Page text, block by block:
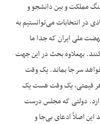
مملکت و بین دانشجو و
در انتخابات می‌توانستیم به
ملی ایران که جدا ما
نبودیم، آن‌ها هم می‌توانستند این‌کار را بکنند. به‎علاوه بحث در این جهت
سر جا بماند. یک وقت
قیمتی، یک وقت هست یک
دولتی که مجلس درست
این اصلاً ادعای بی‌جا و